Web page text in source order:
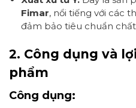
Fimar, nổi tiếng với các
đảm bảo tiêu chuẩn
2. Công dụng và
phẩm
Công dụng: